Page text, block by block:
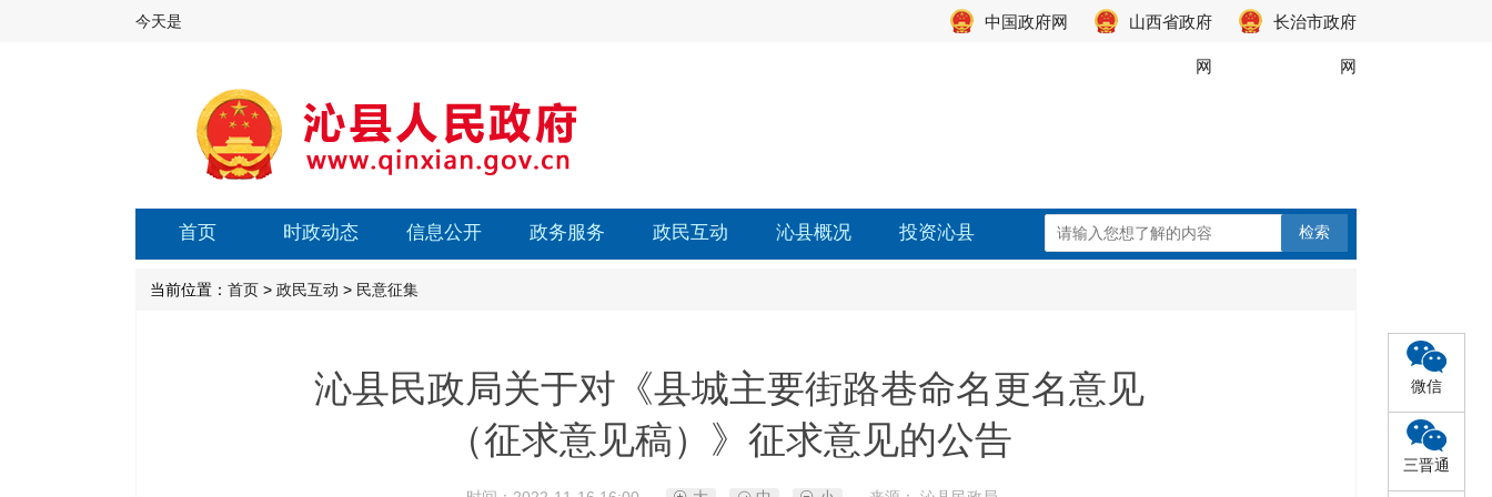
微信
三晋通
今天是 中国政府网 山西省政府
网
长治市政府
网
首页 时政动态 信息公开 政务服务 政民互动 沁县概况 投资沁县
当前位置： 首页 > 政民互动 > 民意征集
沁县民政局关于对《县城主要街路巷命名更名意见
（征求意见稿）》征求意见的公告